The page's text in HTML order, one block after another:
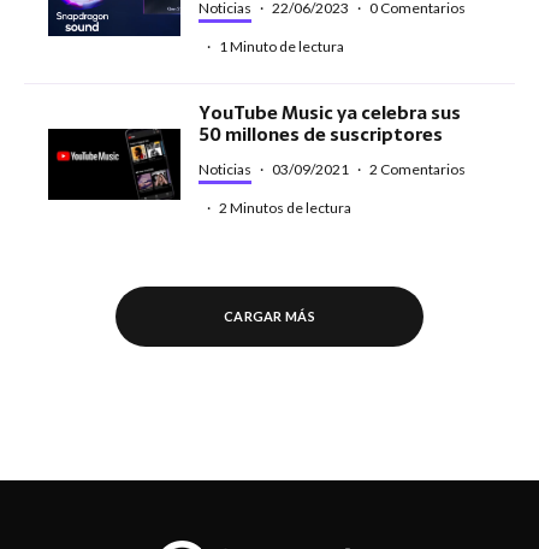
Noticias · 22/06/2023 · 0 Comentarios
· 1 Minuto de lectura
YouTube Music ya celebra sus
50 millones de suscriptores
Noticias · 03/09/2021 · 2 Comentarios
· 2 Minutos de lectura
CARGAR MÁS